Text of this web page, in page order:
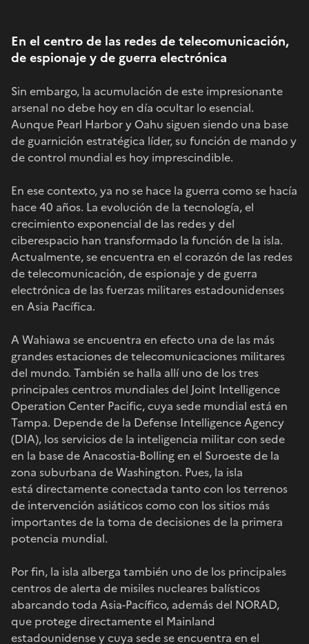
En el centro de las redes de telecomunicación,
de espionaje y de guerra electrónica
Sin embargo, la acumulación de este impresionante
arsenal no debe hoy en día ocultar lo esencial.
Aunque Pearl Harbor y Oahu siguen siendo una base
de guarnición estratégica líder, su función de mando y
de control mundial es hoy imprescindible.
En ese contexto, ya no se hace la guerra como se hacía
hace 40 años. La evolución de la tecnología, el
crecimiento exponencial de las redes y del
ciberespacio han transformado la función de la isla.
Actualmente, se encuentra en el corazón de las redes
de telecomunicación, de espionaje y de guerra
electrónica de las fuerzas militares estadounidenses
en Asia Pacífica.
A Wahiawa se encuentra en efecto una de las más
grandes estaciones de telecomunicaciones militares
del mundo. También se halla allí uno de los tres
principales centros mundiales del Joint Intelligence
Operation Center Pacific, cuya sede mundial está en
Tampa. Depende de la Defense Intelligence Agency
(DIA), los servicios de la inteligencia militar con sede
en la base de Anacostia-Bolling en el Suroeste de la
zona suburbana de Washington. Pues, la isla
está directamente conectada tanto con los terrenos
de intervención asiáticos como con los sitios más
importantes de la toma de decisiones de la primera
potencia mundial.
Por fin, la isla alberga también uno de los principales
centros de alerta de misiles nucleares balísticos
abarcando toda Asia-Pacífico, además del NORAD,
que protege directamente el Mainland
estadounidense y cuya sede se encuentra en el